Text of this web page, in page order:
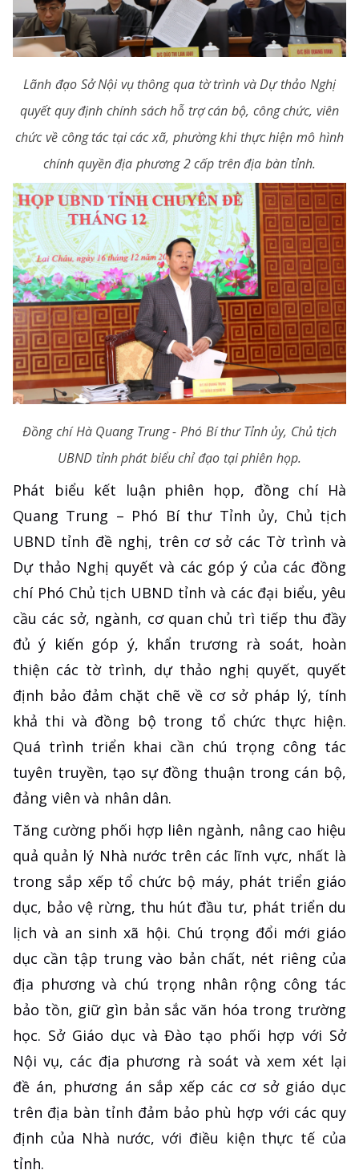
Lãnh đạo Sở Nội vụ thông qua tờ trình và Dự thảo Nghị
quyết quy định chính sách hỗ trợ cán bộ, công chức, viên
chức về công tác tại các xã, phường khi thực hiện mô hình
chính quyền địa phương 2 cấp trên địa bàn tỉnh.
Đồng chí Hà Quang Trung - Phó Bí thư Tỉnh ủy, Chủ tịch
UBND tỉnh phát biểu chỉ đạo tại phiên họp.
Phát biểu kết luận phiên họp, đồng chí Hà
Quang Trung – Phó Bí thư Tỉnh ủy, Chủ tịch
UBND tỉnh đề nghị, trên cơ sở các Tờ trình và
Dự thảo Nghị quyết và các góp ý của các đồng
chí Phó Chủ tịch UBND tỉnh và các đại biểu, yêu
cầu các sở, ngành, cơ quan chủ trì tiếp thu đầy
đủ ý kiến góp ý, khẩn trương rà soát, hoàn
thiện các tờ trình, dự thảo nghị quyết, quyết
định bảo đảm chặt chẽ về cơ sở pháp lý, tính
khả thi và đồng bộ trong tổ chức thực hiện.
Quá trình triển khai cần chú trọng công tác
tuyên truyền, tạo sự đồng thuận trong cán bộ,
đảng viên và nhân dân.
Tăng cường phối hợp liên ngành, nâng cao hiệu
quả quản lý Nhà nước trên các lĩnh vực, nhất là
trong sắp xếp tổ chức bộ máy, phát triển giáo
dục, bảo vệ rừng, thu hút đầu tư, phát triển du
lịch và an sinh xã hội. Chú trọng đổi mới giáo
dục cần tập trung vào bản chất, nét riêng của
địa phương và chú trọng nhân rộng công tác
bảo tồn, giữ gìn bản sắc văn hóa trong trường
học. Sở Giáo dục và Đào tạo phối hợp với Sở
Nội vụ, các địa phương rà soát và xem xét lại
đề án, phương án sắp xếp các cơ sở giáo dục
trên địa bàn tỉnh đảm bảo phù hợp với các quy
định của Nhà nước, với điều kiện thực tế của
tỉnh.